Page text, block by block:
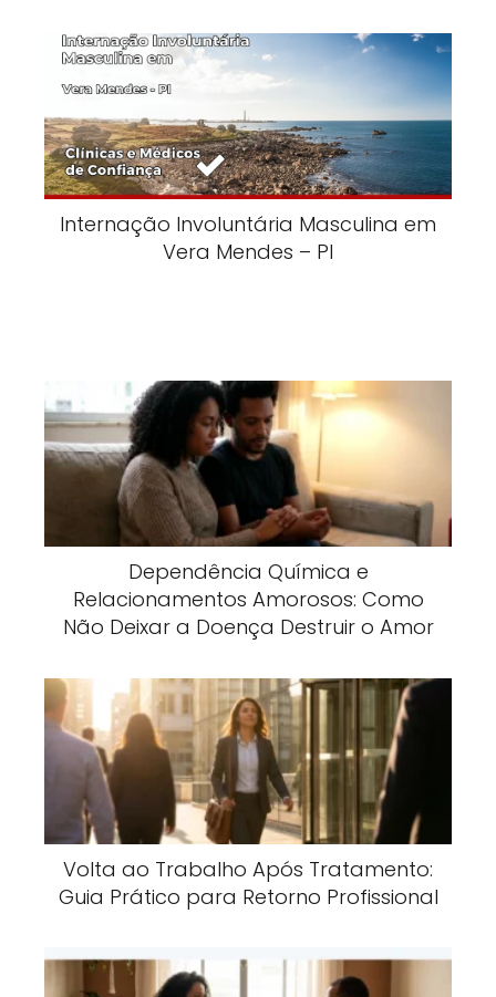
Internação Involuntária Masculina em
Vera Mendes – PI
Dependência Química e
Relacionamentos Amorosos: Como
Não Deixar a Doença Destruir o Amor
Volta ao Trabalho Após Tratamento:
Guia Prático para Retorno Profissional